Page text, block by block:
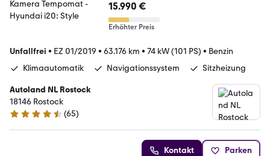
15.990 €
Erhöhter Preis
Unfallfrei • EZ 01/2019 • 63.176 km • 74 kW (101 PS) • Benzin
Klimaautomatik
Navigationssystem Sitzheizung
Autoland NL Rostock
18146 Rostock
4.6 Sterne
(65)
Kontakt Parken